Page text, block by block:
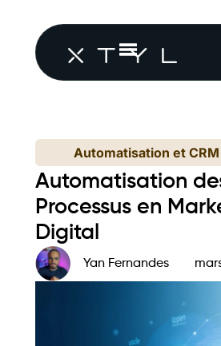
Automatisation et CRM
Automatisation
Processus en
Digital
Yan Fernandes